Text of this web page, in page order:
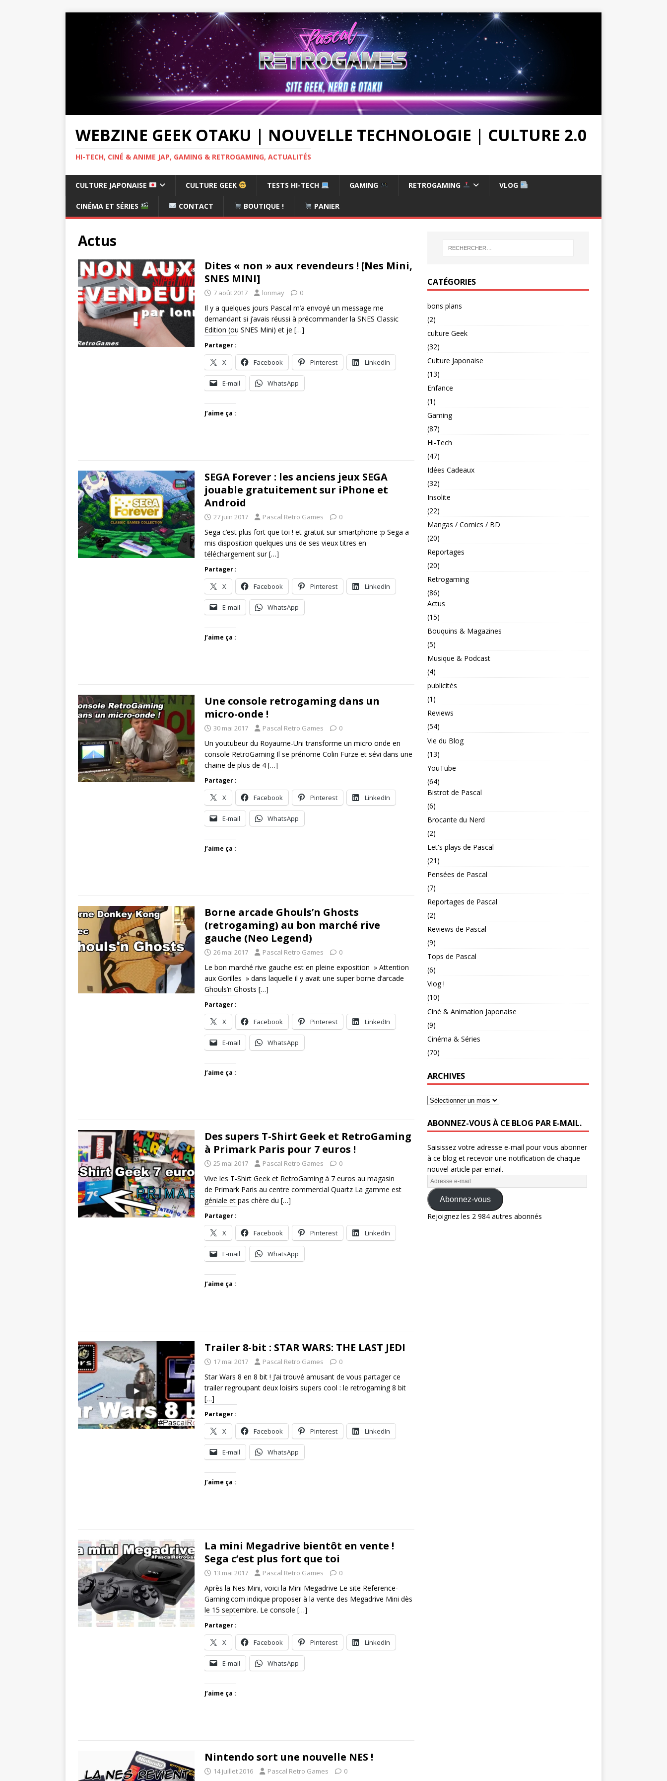
WEBZINE GEEK OTAKU | NOUVELLE TECHNOLOGIE | CULTURE 2.0
HI-TECH, CINÉ & ANIME JAP, GAMING & RETROGAMING, ACTUALITÉS
CULTURE JAPONAISE CULTURE GEEK TESTS HI-TECH GAMING RETROGAMING VLOG
CINÉMA ET SÉRIES CONTACT BOUTIQUE ! PANIER
Actus
Dites « non » aux revendeurs ! [Nes Mini,
SNES MINI]
7 août 2017 lonmay 0
Il y a quelques jours Pascal m’a envoyé un message me
demandant si j’avais réussi à précommander la SNES Classic
Edition (ou SNES Mini) et je […]
Partager :
X Facebook Pinterest LinkedIn
E-mail WhatsApp
J’aime ça :
SEGA Forever : les anciens jeux SEGA
jouable gratuitement sur iPhone et
Android
27 juin 2017 Pascal Retro Games 0
Sega c’est plus fort que toi ! et gratuit sur smartphone :p Sega a
mis disposition quelques uns de ses vieux titres en
téléchargement sur[…]
Partager :
X Facebook Pinterest LinkedIn
E-mail WhatsApp
J’aime ça :
Une console retrogaming dans un
micro-onde !
30 mai 2017 Pascal Retro Games 0
Un youtubeur du Royaume-Uni transforme un micro onde en
console RetroGaming Il se prénome Colin Furze et sévi dans une
chaine de plus de 4 […]
Partager :
X Facebook Pinterest LinkedIn
E-mail WhatsApp
J’aime ça :
Borne arcade Ghouls’n Ghosts
(retrogaming) au bon marché rive
gauche (Neo Legend)
26 mai 2017 Pascal Retro Games 0
Le bon marché rive gauche est en pleine exposition » Attention
aux Gorilles » dans laquelle il y avait une super borne d’arcade
Ghouls’n Ghosts […]
Partager :
X Facebook Pinterest LinkedIn
E-mail WhatsApp
J’aime ça :
Des supers T-Shirt Geek et RetroGaming
à Primark Paris pour 7 euros !
25 mai 2017 Pascal Retro Games 0
Vive les T-Shirt Geek et RetroGaming à 7 euros au magasin
de Primark Paris au centre commercial Quartz La gamme est
géniale et pas chère du […]
Partager :
X Facebook Pinterest LinkedIn
E-mail WhatsApp
J’aime ça :
Trailer 8-bit : STAR WARS: THE LAST JEDI
17 mai 2017 Pascal Retro Games 0
Star Wars 8 en 8 bit ! J’ai trouvé amusant de vous partager ce
trailer regroupant deux loisirs supers cool : le retrogaming 8 bit
[…]
Partager :
X Facebook Pinterest LinkedIn
E-mail WhatsApp
J’aime ça :
La mini Megadrive bientôt en vente !
Sega c’est plus fort que toi
13 mai 2017 Pascal Retro Games 0
Après la Nes Mini, voici la Mini Megadrive Le site Reference-
Gaming.com indique proposer à la vente des Megadrive Mini dès
le 15 septembre. Le console […]
Partager :
X Facebook Pinterest LinkedIn
E-mail WhatsApp
J’aime ça :
Nintendo sort une nouvelle NES !
14 juillet 2016 Pascal Retro Games 0
CATÉGORIES
bons plans
(2)
culture Geek
(32)
Culture Japonaise
(13)
Enfance
(1)
Gaming
(87)
Hi-Tech
(47)
Idées Cadeaux
(32)
Insolite
(22)
Mangas / Comics / BD
(20)
Reportages
(20)
Retrogaming
(86)
Actus
(15)
Bouquins & Magazines
(5)
Musique & Podcast
(4)
publicités
(1)
Reviews
(54)
Vie du Blog
(13)
YouTube
(64)
Bistrot de Pascal
(6)
Brocante du Nerd
(2)
Let's plays de Pascal
(21)
Pensées de Pascal
(7)
Reportages de Pascal
(2)
Reviews de Pascal
(9)
Tops de Pascal
(6)
Vlog !
(10)
Ciné & Animation Japonaise
(9)
Cinéma & Séries
(70)
ARCHIVES
ABONNEZ-VOUS À CE BLOG PAR E-MAIL.
Saisissez votre adresse e-mail pour vous abonner
à ce blog et recevoir une notification de chaque
nouvel article par email.
Abonnez-vous
Rejoignez les 2 984 autres abonnés